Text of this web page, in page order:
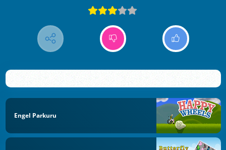
Engel Parkuru